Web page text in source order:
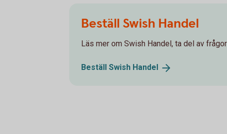
Beställ Swish Handel
Läs mer om Swish Handel, ta del av
Beställ Swish Handel